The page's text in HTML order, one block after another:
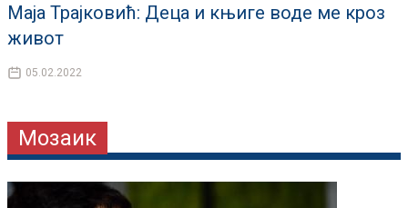
Маја Трајковић: Деца и књиге воде ме кроз
живот
05.02.2022
Мозаик